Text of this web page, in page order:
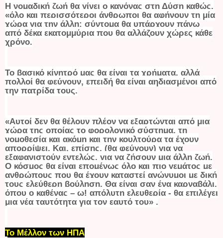
Η νομαδική ζωή θα γίνει ο κανόνας στη Δύση καθώς,
«όλο και περισσότεροι άνθρωποι θα αφήνουν τη μία
χώρα για την άλλη: σύντομα θα υπάρχουν πάνω
από δέκα εκατομμύρια που θα αλλάζουν χώρες κάθε
χρόνο.
Το βασικό κίνητρό μας θα είναι τα χρήματα, αλλά
πολλοί θα φεύγουν, επειδή θα είναι αηδιασμένοι από
την πατρίδα τους.
«Αυτοί δεν θα θέλουν πλέον να εξαρτώνται από μια
χώρα της οποίας το φορολογικό σύστημα, τη
νομοθεσία και ακόμη και την κουλτούρα τα έχουν
απορρίψει. Και, επίσης, (θα φεύγουν) για να
εξαφανιστούν εντελώς, για να ζήσουν μια άλλη ζωή.
Ο κόσμος θα είναι επομένως όλο και πιο γεμάτος με
ανθρώπους που θα έχουν καταστεί ανώνυμοι με δική
τους ελεύθερη βούληση. Θα είναι σαν ένα καρναβάλι,
όπου ο καθένας – ω! απόλυτη ελευθερία - θα επιλέγει
μια νέα ταυτότητα για τον εαυτό του» .
Το Μέλλον των ΗΠΑ